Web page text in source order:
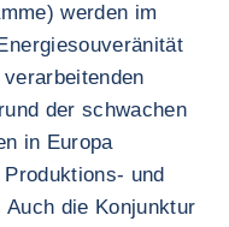
werden im
der schwachen
in Europa
und
die Konjunktur